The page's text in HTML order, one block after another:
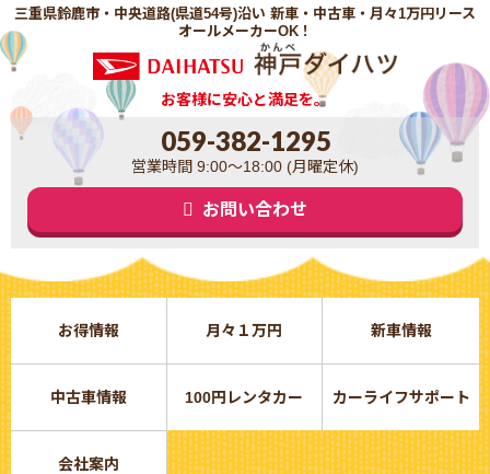
三重県鈴鹿市・中央道路(県道54号)沿い 新車・中古車・月々1万円リース
オールメーカーOK！
お客様に安心と満足を。
059-382-1295
営業時間 9:00～18:00 (月曜定休)
お問い合わせ
お得情報 月々１万円 新車情報
中古車情報 100円レンタカー カーライフサポート
会社案内